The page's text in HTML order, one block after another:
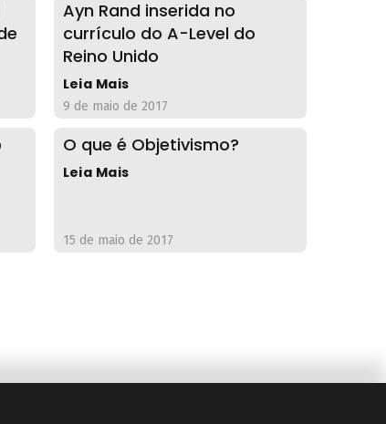
Ayn Rand inserida no
currículo do A-Level do
Reino Unido
Leia Mais
9 de maio de 2017
O que é Objetivismo?
Leia Mais
15 de maio de 2017